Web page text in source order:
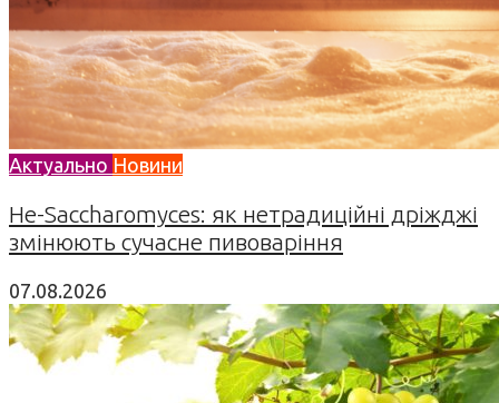
Актуально Новини
Не-Saccharomyces: як нетрадиційні дріжджі
змінюють сучасне пивоваріння
07.08.2026